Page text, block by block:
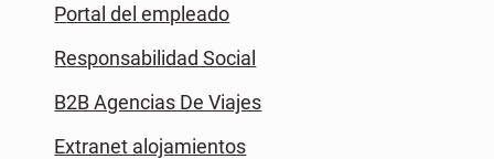
Portal del empleado
Responsabilidad Social
B2B Agencias De Viajes
Extranet alojamientos